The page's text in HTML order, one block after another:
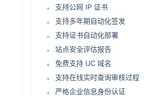
支持公网 IP 证书
支持多年期自动化签发
支持证书自动化部署
站点安全评估报告
免费支持 UC 域名
支持在线实时查询审核过程
严格企业信息身份认证